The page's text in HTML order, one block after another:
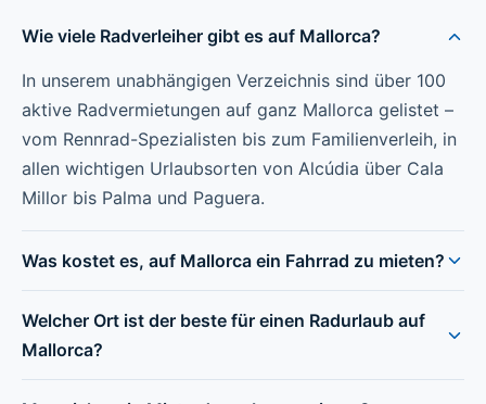
Wie viele Radverleiher gibt es auf Mallorca?
In unserem unabhängigen Verzeichnis sind über 100
aktive Radvermietungen auf ganz Mallorca gelistet –
vom Rennrad-Spezialisten bis zum Familienverleih, in
allen wichtigen Urlaubsorten von Alcúdia über Cala
Millor bis Palma und Paguera.
Was kostet es, auf Mallorca ein Fahrrad zu mieten?
Welcher Ort ist der beste für einen Radurlaub auf
Mallorca?